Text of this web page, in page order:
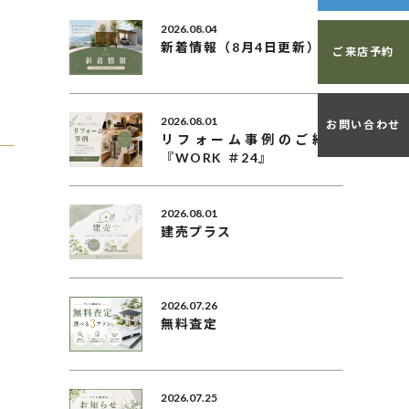
ご来店予約
お問い合わせ
2026.08.04
新着情報（8月4日更新）
2026.08.01
リフォーム事例のご紹介
『WORK ＃24』
2026.08.01
建売プラス
2026.07.26
無料査定
2026.07.25